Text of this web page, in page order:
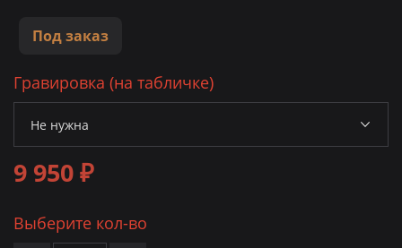
Под заказ
Гравировка (на табличке)
9 950 ₽
Выберите кол-во